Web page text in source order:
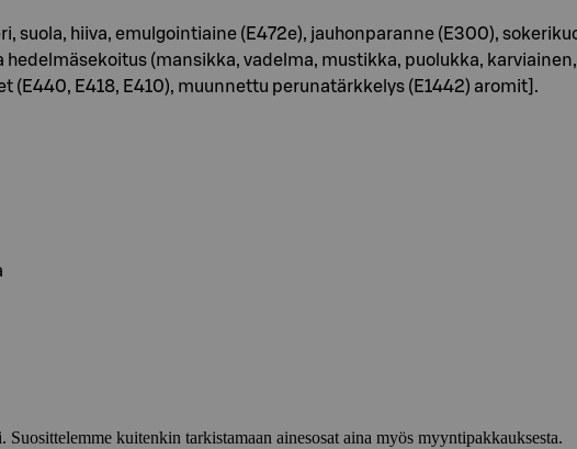
suola, hiiva, emulgointiaine (E472e), jauhonparanne (E300),
hedelmäsekoitus (mansikka, vadelma, mustikka, puolukka,
(E440, E418, E410), muunnettu perunatärkkelys (E1442) aromit].
kuitenkin tarkistamaan ainesosat aina myös myyntipakkauksesta.